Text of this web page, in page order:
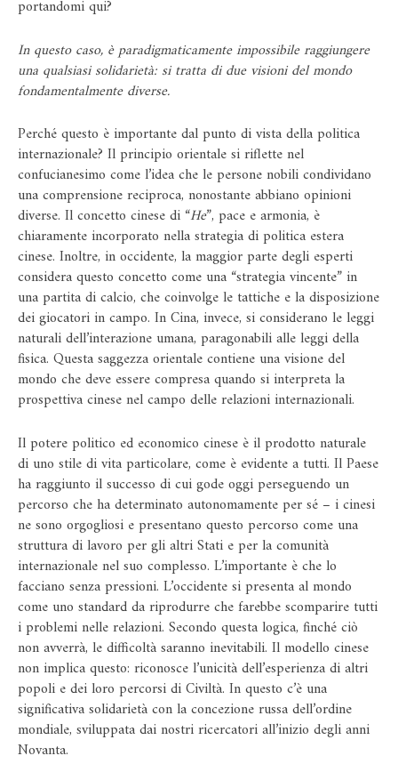
portandomi qui?
In questo caso, è paradigmaticamente impossibile raggiungere
una qualsiasi solidarietà: si tratta di due visioni del mondo
fondamentalmente diverse.
Perché questo è importante dal punto di vista della politica
internazionale? Il principio orientale si riflette nel
confucianesimo come l’idea che le persone nobili condividano
una comprensione reciproca, nonostante abbiano opinioni
diverse. Il concetto cinese di “He”, pace e armonia, è
chiaramente incorporato nella strategia di politica estera
cinese. Inoltre, in occidente, la maggior parte degli esperti
considera questo concetto come una “strategia vincente” in
una partita di calcio, che coinvolge le tattiche e la disposizione
dei giocatori in campo. In Cina, invece, si considerano le leggi
naturali dell’interazione umana, paragonabili alle leggi della
fisica. Questa saggezza orientale contiene una visione del
mondo che deve essere compresa quando si interpreta la
prospettiva cinese nel campo delle relazioni internazionali.
Il potere politico ed economico cinese è il prodotto naturale
di uno stile di vita particolare, come è evidente a tutti. Il Paese
ha raggiunto il successo di cui gode oggi perseguendo un
percorso che ha determinato autonomamente per sé – i cinesi
ne sono orgogliosi e presentano questo percorso come una
struttura di lavoro per gli altri Stati e per la comunità
internazionale nel suo complesso. L’importante è che lo
facciano senza pressioni. L’occidente si presenta al mondo
come uno standard da riprodurre che farebbe scomparire tutti
i problemi nelle relazioni. Secondo questa logica, finché ciò
non avverrà, le difficoltà saranno inevitabili. Il modello cinese
non implica questo: riconosce l’unicità dell’esperienza di altri
popoli e dei loro percorsi di Civiltà. In questo c’è una
significativa solidarietà con la concezione russa dell’ordine
mondiale, sviluppata dai nostri ricercatori all’inizio degli anni
Novanta.